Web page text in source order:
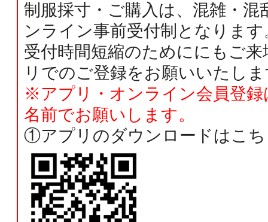
制服採寸・ご購入は、混雑・混
ンライン事前受付制となります
受付時間短縮のためににもご
リでのご登録をお願いいたし
※アプリ・オンライン会員登録
名前でお願いします。
①アプリのダウンロードはこ